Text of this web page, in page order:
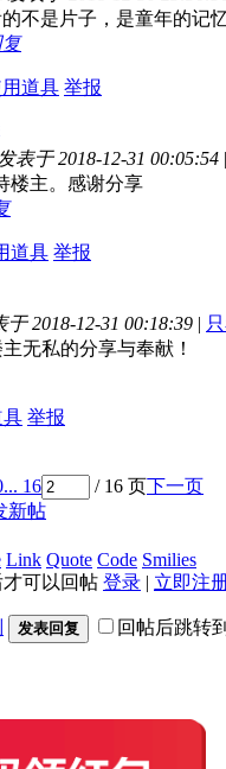
不是片子，是童年的记忆
道具 举报
表于 2018-12-31 00:05:54 |
楼主。感谢分享
道具 举报
于 2018-12-31 00:18:39 |
无私的分享与奉献！
具 举报
... 16 / 16 页下一页
Link Quote Code Smilies
可以回帖 登录 | 立即注
发表回复 回帖后跳转